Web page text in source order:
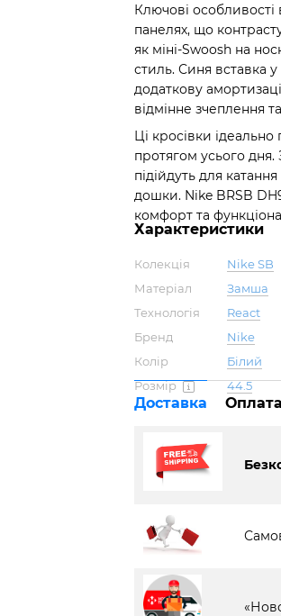
Ключові
панелях, що
як міні-Swoosh на
стиль. Синя вставка
додаткову
відмінне зчеплення
Ці кросівки
протягом усього дня.
підійдуть для
дошки. Nike BRSB
комфорт та
Характеристики
Колекція
Nike SB
Матеріал
Замша
Технологія
React
Бренд
Nike
Колір
Білий
Розмір
44.5
Доставка Оплата